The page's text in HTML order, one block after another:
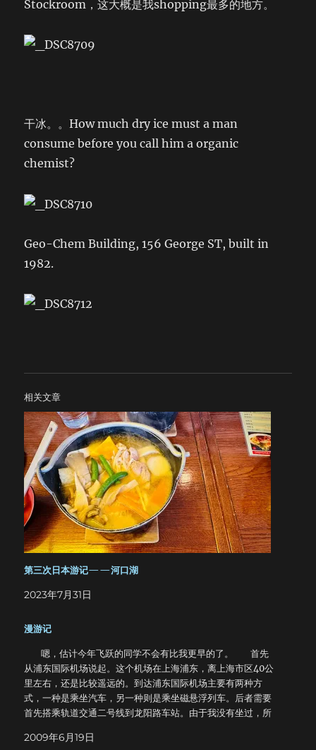
Stockroom，这大概是我shopping最多的地方。
干冰。。How much dry ice must a man
consume before you call him a organic
chemist?
Geo-Chem Building, 156 George ST, built in
1982.
相关文章
第三次日本游记——河口湖
2023年7月31日
漫游记
嗯，估计今年飞跃的同学不会有比我更早的了。 首先
从浦东国际机场说起。这个机场在上海浦东，离上海市区40公
里左右，还是比较遥远的。到达浦东国际机场主要有两种方
式，一种是乘坐汽车，另一种则是乘坐磁悬浮列车。后者需要
首先搭乘轨道交通二号线到龙阳路车站。由于我没有坐过，所
辆也很多，所以最好能留出足够的时间。在没有发生严重堵车
2009年6月19日